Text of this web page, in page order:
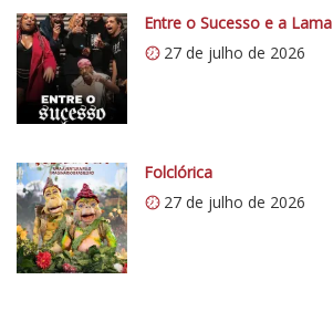
0
.
w
p
.
o
m
/
v
e
Entre o Sucesso e a Lama
27 de julho de 2026
Folclórica
27 de julho de 2026